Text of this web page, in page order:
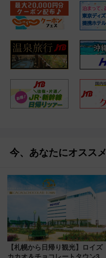
今、あなたにオススメ
【札幌から日帰り観光】ロイズ